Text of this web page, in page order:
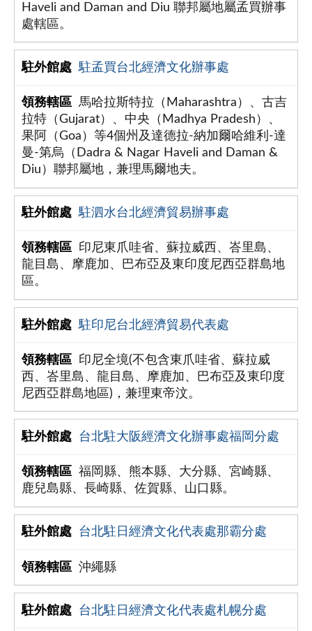
Haveli and Daman and Diu 聯邦屬地屬孟買辦事
處轄區。
駐孟買台北經濟文化辦事處
馬哈拉斯特拉（Maharashtra）、古吉
拉特（Gujarat）、中央（Madhya Pradesh）、
果阿（Goa）等4個州及達德拉-納加爾哈維利-達
曼-第烏（Dadra & Nagar Haveli and Daman &
Diu）聯邦屬地，兼理馬爾地夫。
駐泗水台北經濟貿易辦事處
印尼東爪哇省、蘇拉威西、峇里島、
龍目島、摩鹿加、巴布亞及東印度尼西亞群島地
區。
駐印尼台北經濟貿易代表處
印尼全境(不包含東爪哇省、蘇拉威
西、峇里島、龍目島、摩鹿加、巴布亞及東印度
尼西亞群島地區)，兼理東帝汶。
台北駐大阪經濟文化辦事處福岡分處
福岡縣、熊本縣、大分縣、宮崎縣、
鹿兒島縣、長崎縣、佐賀縣、山口縣。
台北駐日經濟文化代表處那霸分處
沖繩縣
台北駐日經濟文化代表處札幌分處